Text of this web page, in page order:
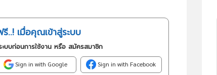
..! เมื่อคุณเข้าสู่ระบบ
บบก่อนการใช้งาน หรือ สมัครสมาชิก
Sign in with Google Sign in with Facebook